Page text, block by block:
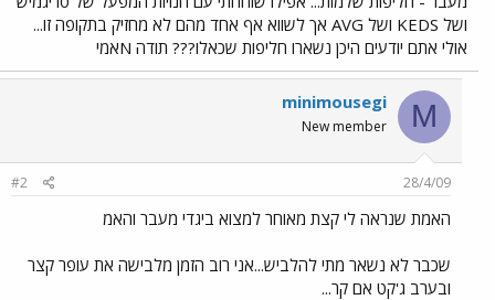
ושל KEDS ושל AVG אך לשווא אף אחד מהם לא מחזיק בתקופה זו...
אולי אתם יודעים היכן נשארו חליפות שכאלו??? תודה Nאמי
M
minimousegi
New member
28/4/09
#2
האמת שנראה לי קצת מאוחר למצוא ביגדי מעבר והאמ
שכבר לא נשאר מתי להלביש...אני רוב הזמן מלבישה את עופר קצר
ובערב ג'קט אם קר...